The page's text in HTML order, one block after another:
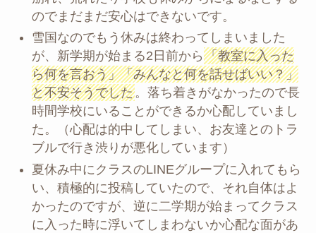
のでまだまだ安心はできないです。
雪国なのでもう休みは終わってしまいました
が、新学期が始まる2日前から 「教室に入った
ら何を言おう」「みんなと何を話せばいい？」
と不安そうでした。落ち着きがなかったので長
時間学校にいることができるか心配していまし
た。（心配は的中してしまい、お友達とのトラ
ブルで行き渋りが悪化しています）
夏休み中にクラスのLINEグループに入れてもら
い、積極的に投稿していたので、それ自体はよ
かったのですが、逆に二学期が始まってクラス
に入った時に浮いてしまわないか心配な面があ